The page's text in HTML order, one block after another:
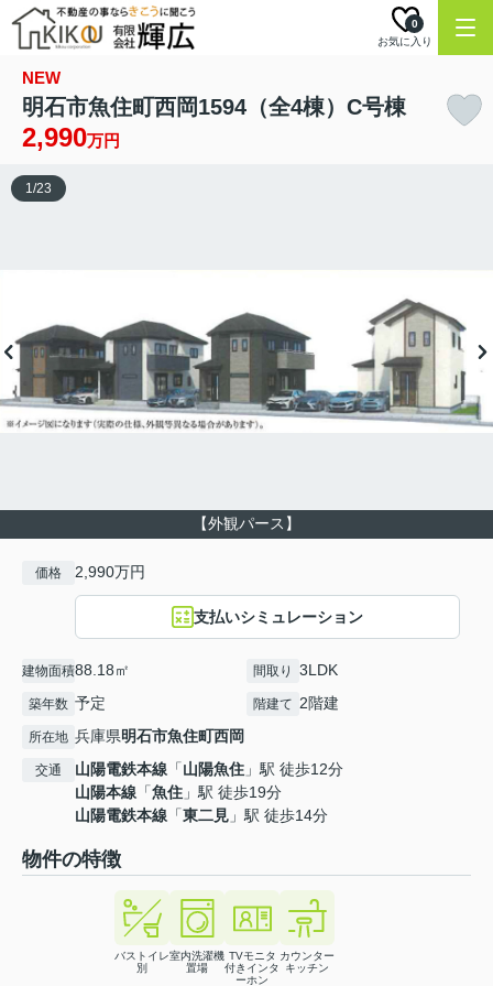
お気に入り
0
NEW
明石市魚住町西岡1594（全4棟）C号棟
2,990万円
【外観パース】
1/23
価格 2,990万円
支払いシミュレーション
建物面積88.18㎡ 間取り 3LDK
築年数 予定 階建て 2階建
所在地 兵庫県明石市魚住町西岡
交通 山陽電鉄本線 「山陽魚住 」駅 徒歩12分
山陽本線 「魚住 」駅 徒歩19分
山陽電鉄本線 「東二見 」駅 徒歩14分
物件の特徴
バストイレ
別
室内洗濯機
置場
TVモニタ
付きインタ
ーホン
カウンター
キッチン